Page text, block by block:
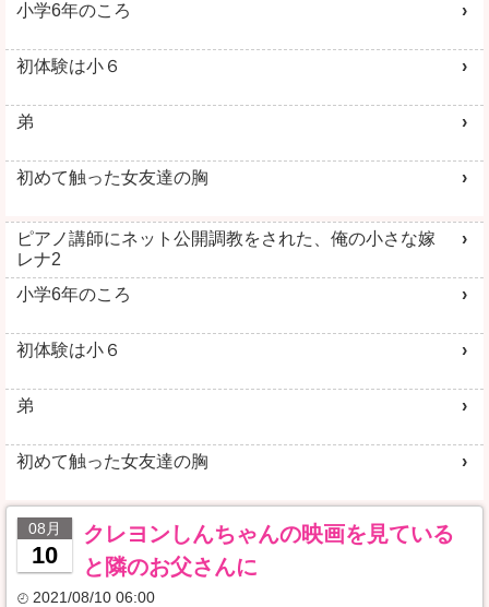
小学6年のころ
初体験は小６
弟
初めて触った女友達の胸
ピアノ講師にネット公開調教をされた、俺の小さな嫁
レナ2
小学6年のころ
初体験は小６
弟
初めて触った女友達の胸
08月
10
クレヨンしんちゃんの映画を見ている
と隣のお父さんに
2021/08/10 06:00